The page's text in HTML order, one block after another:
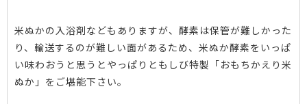
米ぬかの入浴剤などもありますが、酵素は保管が難しかった
り、輸送するのが難しい面があるため、米ぬか酵素をいっぱ
い味わおうと思うとやっぱりともしび特製「おもちかえり米
ぬか」をご堪能下さい。